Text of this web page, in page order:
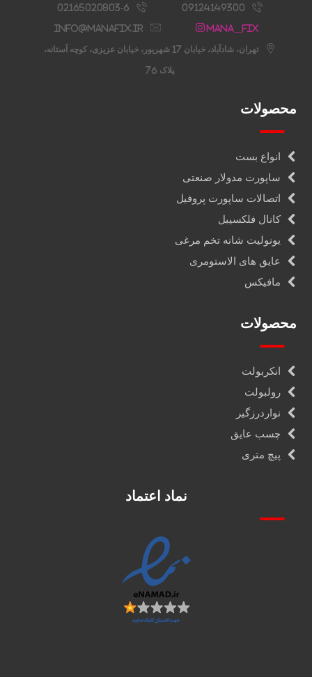
09124149300
02165020803-6
Mana__fix
info@manafix.ir
تهران، شادآباد، خیابان 17 شهریور، خیابان عزیزی، کوچه آستانه،
پلاک 76
محصولات
انواع بست
ساپورت مدولار صنعتی
اتصالات ساپورت پروفیل
کانال فلکسیبل
یونولیت شانه تخم مرغی
عایق های الاستومری
مافیکس
محصولات
انکربولت
رولبولت
نواردرزگیر
چسب عایق
پیچ متری
نماد اعتماد